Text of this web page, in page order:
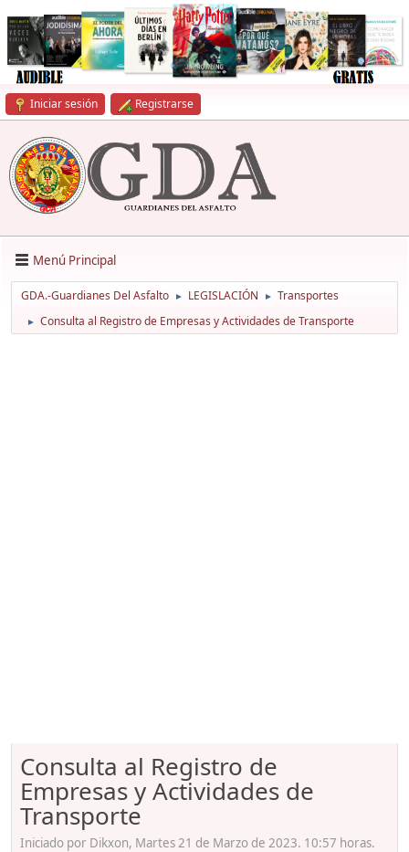
Iniciar sesión Registrarse
Menú Principal
GDA.-Guardianes Del Asfalto ► LEGISLACIÓN ► Transportes
► Consulta al Registro de Empresas y Actividades de Transporte
Consulta al Registro de
Empresas y Actividades de
Transporte
Iniciado por Dikxon, Martes 21 de Marzo de 2023. 10:57 horas.